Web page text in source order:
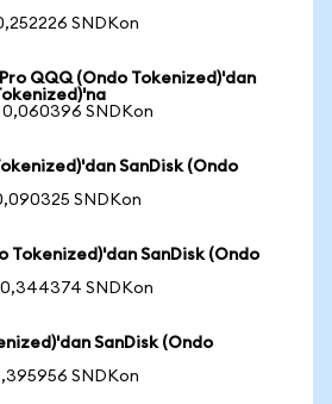
SNDKon
QQQ (Ondo Tokenized)'dan
0,060396 SNDKon
SanDisk (Ondo
SNDKon
Tokenized)'dan SanDisk (Ondo
0,344374 SNDKon
SanDisk (Ondo
SNDKon